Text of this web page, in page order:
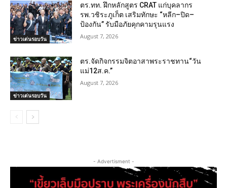
ข่าวเด่นรอบวัน
ตร.ทท. ฝึกหลักสูตร CRAT แก่บุคลากร
รพ.วชิระภูเก็ต เสริมทักษะ “หลีก–ปิด–
ป้องกัน” รับมือภัยคุกคามรุนแรง
August 7, 2026
ข่าวเด่นรอบวัน
ตร.จัดกิจกรรมจิตอาสาพระราชทาน“วัน
แม่12ส.ค.”
August 7, 2026
- Advertisment -